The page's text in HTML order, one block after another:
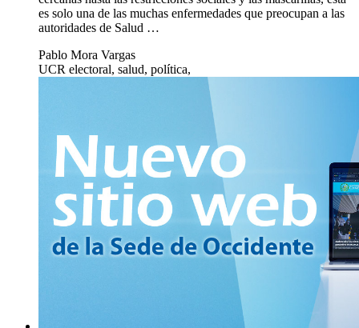
es solo una de las muchas enfermedades que preocupan a las
autoridades de Salud …
Pablo Mora Vargas
UCR electoral, salud, política,